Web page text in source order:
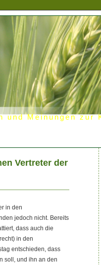
und Meinungen zur
Vertreter der
in den
jedoch nicht. Bereits
dass auch die
in den
entschieden, dass
soll, und ihn an den